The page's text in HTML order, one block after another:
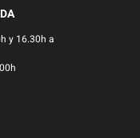
y 16.30h a